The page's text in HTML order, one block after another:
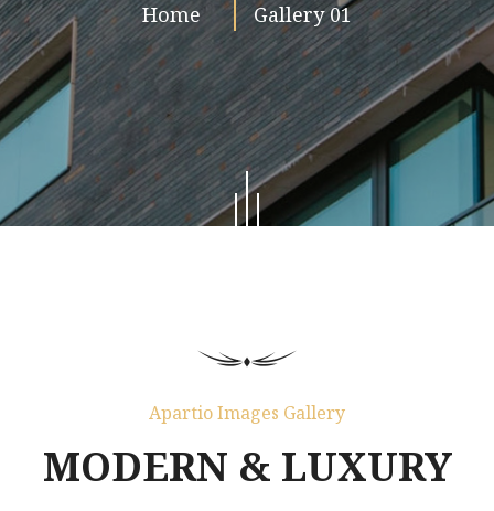
Home Gallery 01
Apartio Images Gallery
MODERN & LUXURY